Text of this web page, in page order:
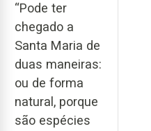
“Pode ter
chegado a
Santa Maria de
duas maneiras:
ou de forma
natural, porque
são espécies